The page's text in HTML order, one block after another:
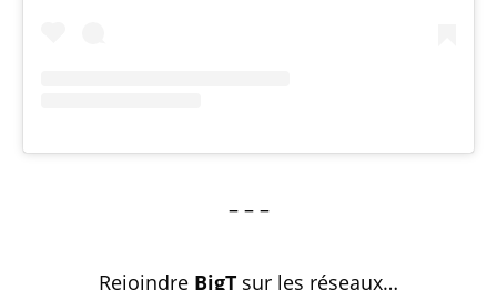
– – –
Rejoindre BigT sur les réseaux…